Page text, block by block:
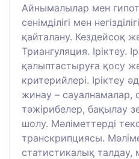
Айнымалылар мен
сенімділігі мен
қайталану. Кездейсоқ
Триангуляция. Іріктеу.
қалыптастыруға қосу
критерийлері. Іріктеу
жинау – сауалнамалар,
тәжірибелер, бақылау
шолу. Мәліметтерді
транскрипциясы.
статистикалық талдау,